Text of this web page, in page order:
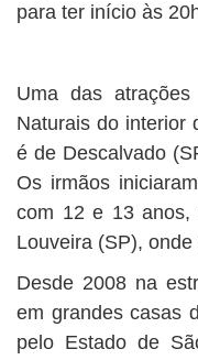
para ter início às
Uma das
Naturais do interior
é de Descalvado
Os irmãos
com 12 e 13 anos,
Louveira (SP), onde
Desde 2008 na
em grandes casas
pelo Estado de